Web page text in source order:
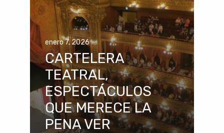
enero 7, 2026
CARTELERA
TEATRAL,
ESPECTÁCULOS
QUE MERECE LA
PENA VER